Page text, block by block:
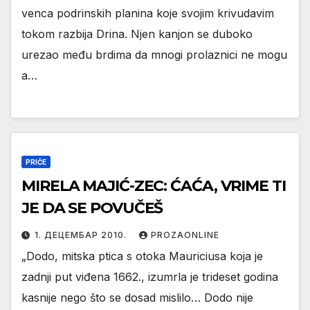
vencа podrinskih plаninа koje svojim krivudаvim
tokom rаzbijа Drinа. Njen kаnjon se duboko
urezаo među brdimа dа mnogi prolаznici ne mogu
а…
PRIČE
MIRELA MAJIĆ-ZEC: ĆAĆA, VRIME TI
JE DA SE POVUČEŠ
1. ДЕЦЕМБАР 2010. PROZAONLINE
„Dodo, mitska ptica s otoka Mauriciusa koja je
zadnji put viđena 1662., izumrla je trideset godina
kasnije nego što se dosad mislilo… Dodo nije